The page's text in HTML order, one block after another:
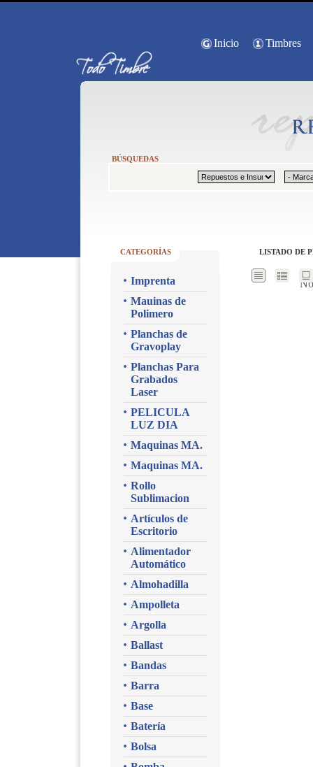
Inicio Timbres
BÚSQUEDAS
CATEGORÍAS
Imprenta
Mauinas de
Polimero
Planchas de
Gravoplay
Planchas Para
Grabados
Laser
PELICULA
LUZ DIA
Maquinas MA.
Maquinas MA.
Rollo
Sublimacion
Artículos de
Escritorio
Alimentador
Automático
Almohadilla
Ampolleta
Argolla
Ballast
Bandas
Barra
Base
Batería
Bolsa
LISTADO DE